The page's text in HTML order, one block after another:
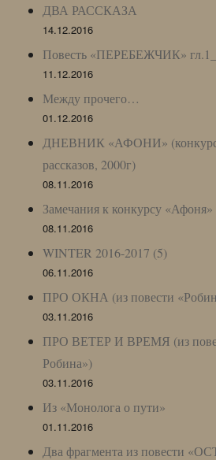
ДВА РАССКАЗА
14.12.2016
Повесть «ПЕРЕБЕЖЧИК»
11.12.2016
Между прочего…
01.12.2016
ДНЕВНИК «АФОНИ»
рассказов, 2000г)
08.11.2016
Замечания к конкурсу «Афоня»
08.11.2016
WINTER 2016-2017 (5)
06.11.2016
ПРО ОКНА (из повести
03.11.2016
ПРО ВЕТЕР И ВРЕМЯ (из
Робина»)
03.11.2016
Из «Монолога о пути»
01.11.2016
Два фрагмента из повести